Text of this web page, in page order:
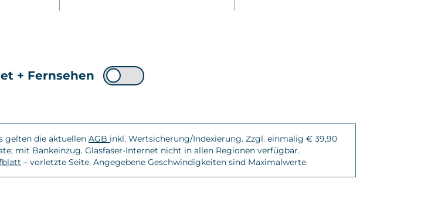
+ Fernsehen
gelten die aktuellenAGB inkl. Wertsicherung/Indexierung. Zzgl. einmalig € 39,90
mit Bankeinzug. Glasfaser-Internet nicht in allen Regionen verfügbar.
– vorletzte Seite. Angegebene Geschwindigkeiten sind Maximalwerte.